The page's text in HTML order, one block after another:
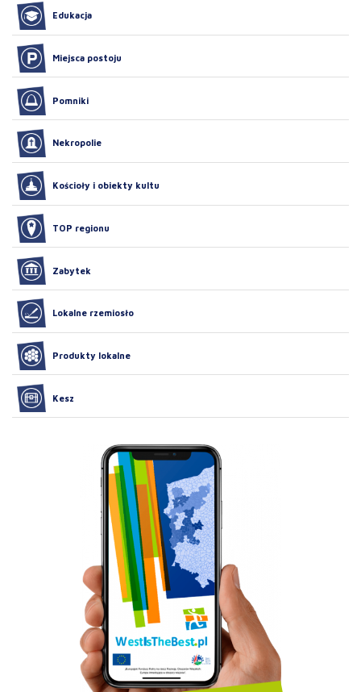
Edukacja
Miejsca postoju
Pomniki
Nekropolie
Kościoły i obiekty kultu
TOP regionu
Zabytek
Lokalne rzemiosło
Produkty lokalne
Kesz